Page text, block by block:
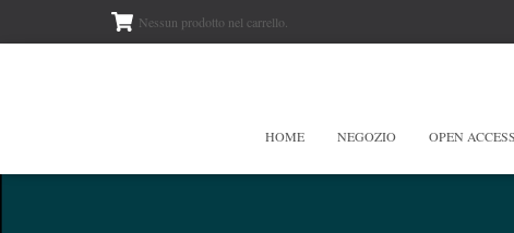
Nessun prodotto nel carrello.
HOME NEGOZIO OPEN ACCESS